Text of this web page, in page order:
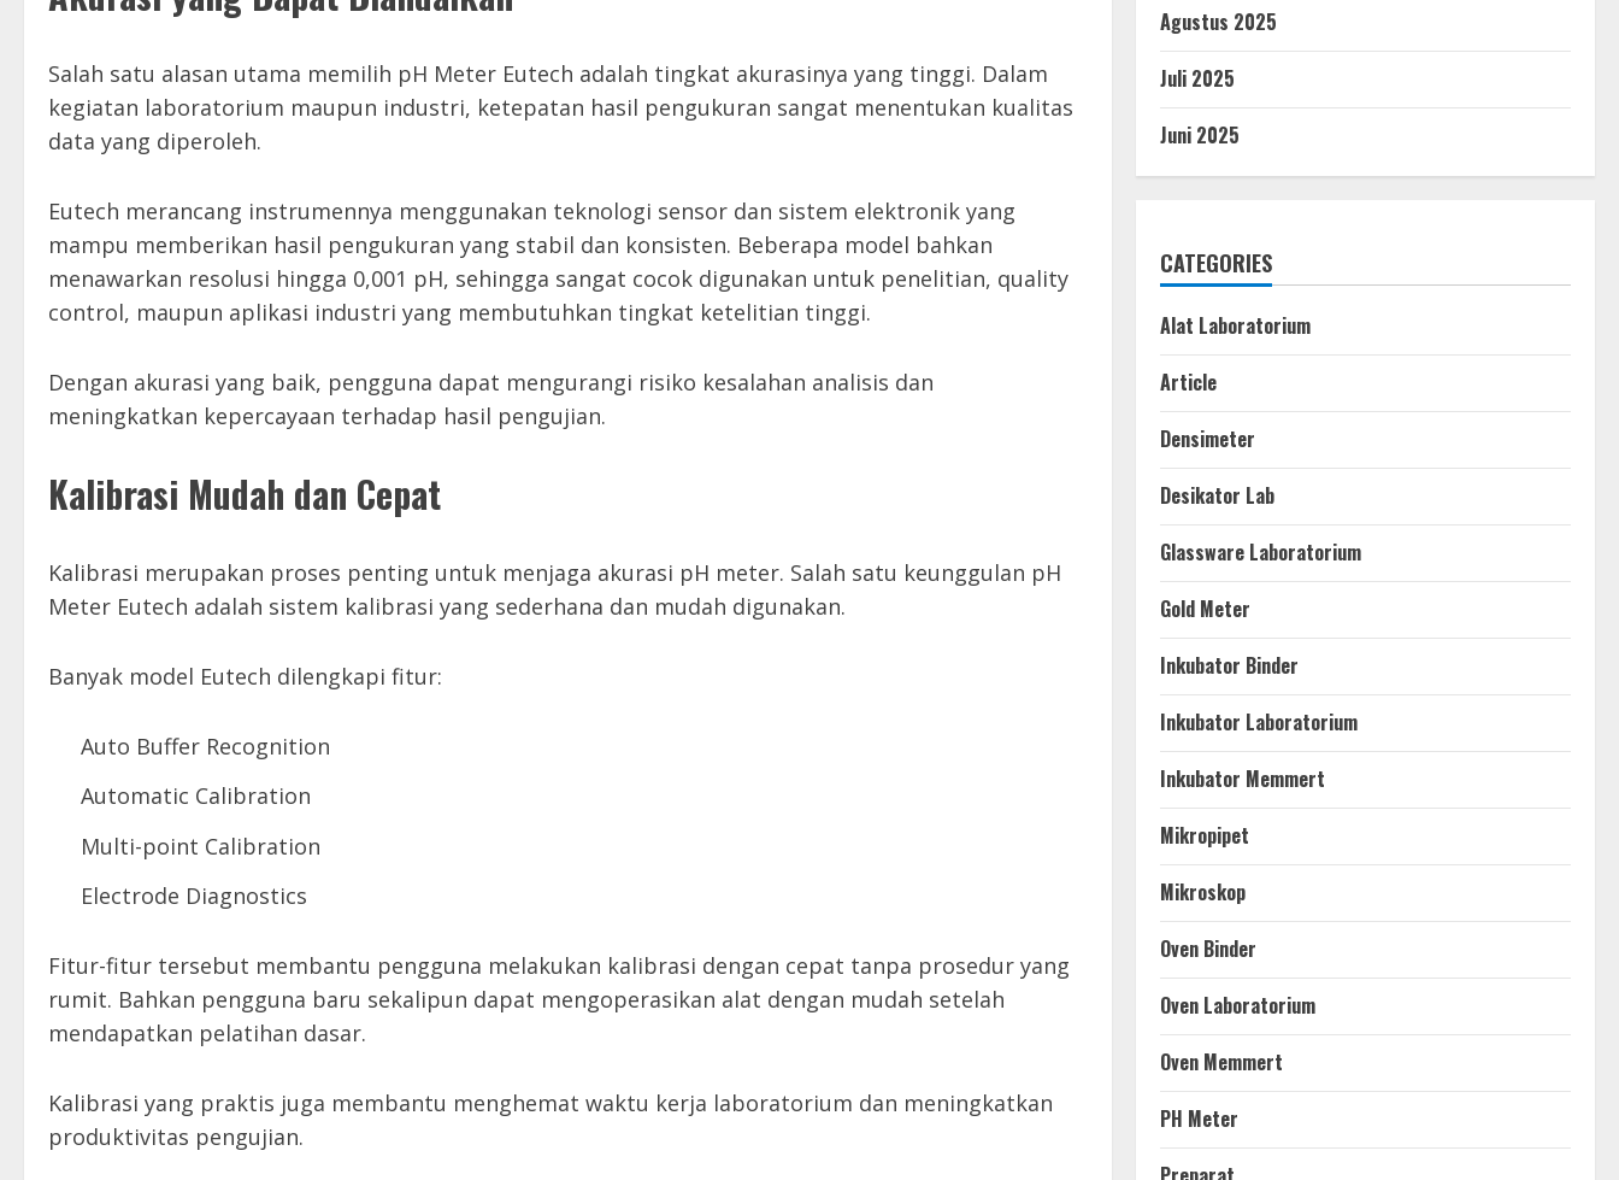
Salah satu alasan utama memilih pH Meter Eutech adalah tingkat akurasinya yang tinggi. Dalam
kegiatan laboratorium maupun industri, ketepatan hasil pengukuran sangat menentukan kualitas
data yang diperoleh.
Eutech merancang instrumennya menggunakan teknologi sensor dan sistem elektronik yang
mampu memberikan hasil pengukuran yang stabil dan konsisten. Beberapa model bahkan
menawarkan resolusi hingga 0,001 pH, sehingga sangat cocok digunakan untuk penelitian, quality
control, maupun aplikasi industri yang membutuhkan tingkat ketelitian tinggi.
Dengan akurasi yang baik, pengguna dapat mengurangi risiko kesalahan analisis dan
meningkatkan kepercayaan terhadap hasil pengujian.
Kalibrasi Mudah dan Cepat
Kalibrasi merupakan proses penting untuk menjaga akurasi pH meter. Salah satu keunggulan pH
Meter Eutech adalah sistem kalibrasi yang sederhana dan mudah digunakan.
Banyak model Eutech dilengkapi fitur:
Auto Buffer Recognition
Automatic Calibration
Multi-point Calibration
Electrode Diagnostics
Fitur-fitur tersebut membantu pengguna melakukan kalibrasi dengan cepat tanpa prosedur yang
rumit. Bahkan pengguna baru sekalipun dapat mengoperasikan alat dengan mudah setelah
mendapatkan pelatihan dasar.
Kalibrasi yang praktis juga membantu menghemat waktu kerja laboratorium dan meningkatkan
produktivitas pengujian.
Agustus 2025
Juli 2025
Juni 2025
CATEGORIES
Alat Laboratorium
Article
Densimeter
Desikator Lab
Glassware Laboratorium
Gold Meter
Inkubator Binder
Inkubator Laboratorium
Inkubator Memmert
Mikropipet
Mikroskop
Oven Binder
Oven Laboratorium
Oven Memmert
PH Meter